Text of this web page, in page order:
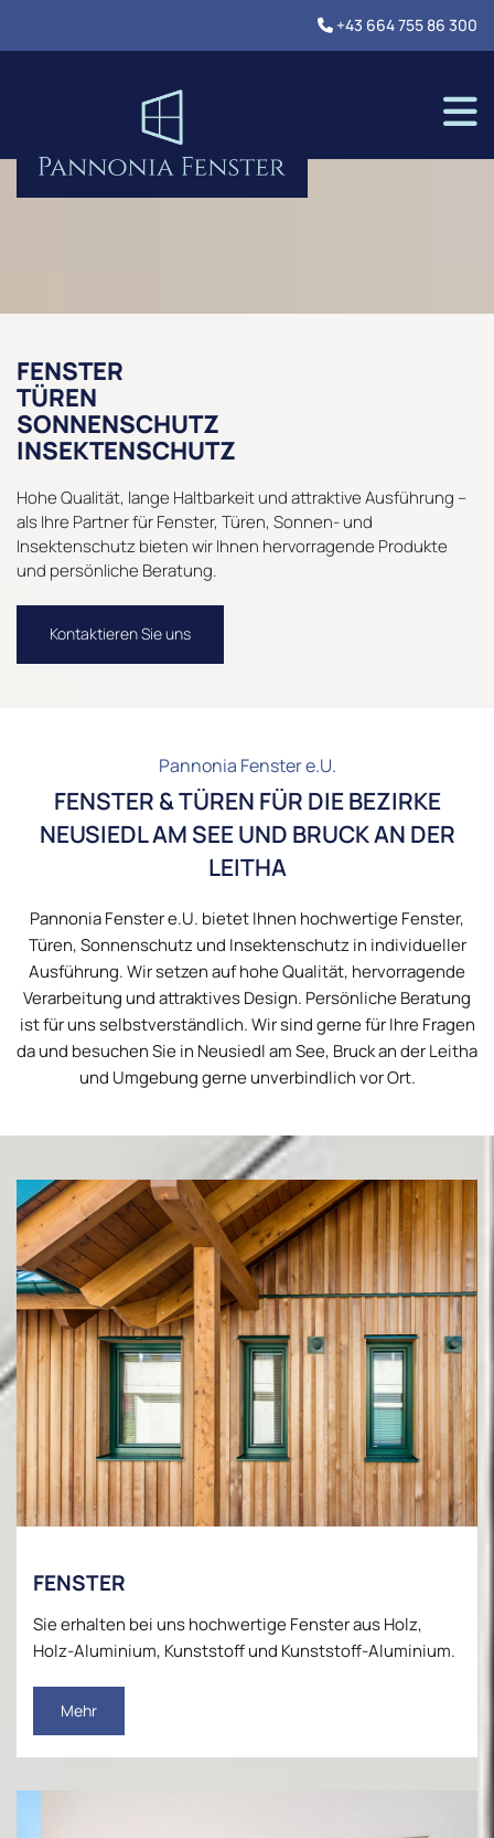
 +43 664 755 86 300
FENSTER
TÜREN
SONNENSCHUTZ
INSEKTENSCHUTZ
Hohe Qualität, lange Haltbarkeit und attraktive Ausführung –
als Ihre Partner für Fenster, Türen, Sonnen- und
Insektenschutz bieten wir Ihnen hervorragende Produkte
und persönliche Beratung.
Kontaktieren Sie uns
Pannonia Fenster e.U.
FENSTER & TÜREN FÜR DIE BEZIRKE
NEUSIEDL AM SEE UND BRUCK AN DER
LEITHA
Pannonia Fenster e.U. bietet Ihnen hochwertige Fenster,
Türen, Sonnenschutz und Insektenschutz in individueller
Ausführung. Wir setzen auf hohe Qualität, hervorragende
Verarbeitung und attraktives Design. Persönliche Beratung
ist für uns selbstverständlich. Wir sind gerne für Ihre Fragen
da und besuchen Sie in Neusiedl am See, Bruck an der Leitha
und Umgebung gerne unverbindlich vor Ort.
FENSTER
Sie erhalten bei uns hochwertige Fenster aus Holz,
Holz-Aluminium, Kunststoff und Kunststoff-Aluminium.
Mehr